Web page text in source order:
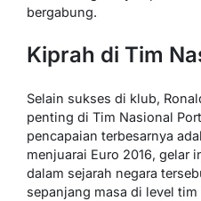
bergabung.
Kiprah di Tim
Selain sukses di klub,
penting di Tim Nasional
pencapaian terbesarnya
menjuarai Euro 2016, gelar
dalam sejarah negara
sepanjang masa di level